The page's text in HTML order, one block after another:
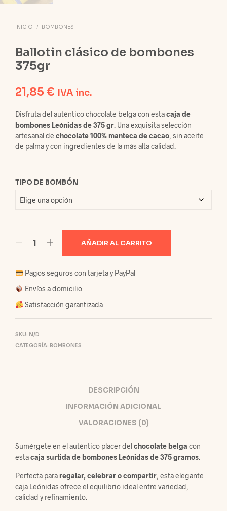
INICIO / BOMBONES
Ballotin clásico de bombones
375gr
21,85 € IVA inc.
Disfruta del auténtico chocolate belga con estacaja de
bombones Leónidas de 375 gr . Una exquisita selección
artesanal de chocolate 100% manteca de cacao , sin aceite
de palma y con ingredientes de la más alta calidad.
TIPO DE BOMBÓN
AÑADIR AL CARRITO
Pagos seguros con tarjeta y PayPal
Envíos a domicilio
Satisfacción garantizada
SKU: N/D
CATEGORÍA: BOMBONES
DESCRIPCIÓN
INFORMACIÓN ADICIONAL
VALORACIONES (0)
Sumérgete en el auténtico placer delchocolate belga con
estacaja surtida de bombones Leónidas de 375 gramos
Perfecta para regalar, celebrar o compartir , esta elegante
caja Leónidas ofrece el equilibrio ideal entre variedad,
calidad y refinamiento.